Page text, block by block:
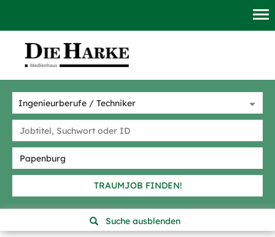
TRAUMJOB FINDEN!
Suche ausblenden